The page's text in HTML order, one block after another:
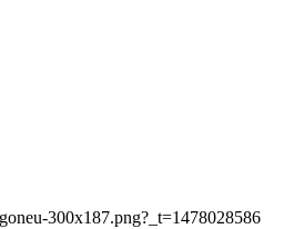
300x187.png?_t=1478028586